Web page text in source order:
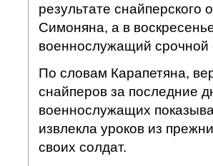
результате снайперского
Симоняна, а в
военнослужащий
По словам Карапетяна,
снайперов за последние
военнослужащих
извлекла уроков из
своих солдат.